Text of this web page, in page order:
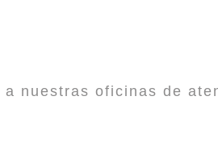
nuestras oficinas de